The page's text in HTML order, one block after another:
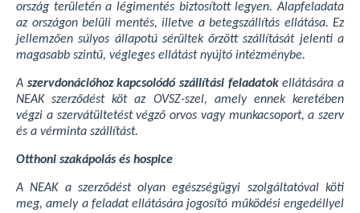
ország területén a légimentés biztosított legyen. Alapfeladata
az országon belüli mentés, illetve a betegszállítás ellátása. Ez
jellemzően súlyos állapotú sérültek őrzött szállítását jelenti a
magasabb szintű, végleges ellátást nyújtó intézménybe.
A szervdonációhoz kapcsolódó szállítási feladatokellátására a
NEAK szerződést köt az OVSZ-szel, amely ennek keretében
végzi a szervátültetést végző orvos vagy munkacsoport, a szerv
és a vérminta szállítást.
Otthoni szakápolás és hospice
A NEAK a szerződést olyan egészségügyi szolgáltatóval köti
meg, amely a feladat ellátására jogosító működési engedéllyel